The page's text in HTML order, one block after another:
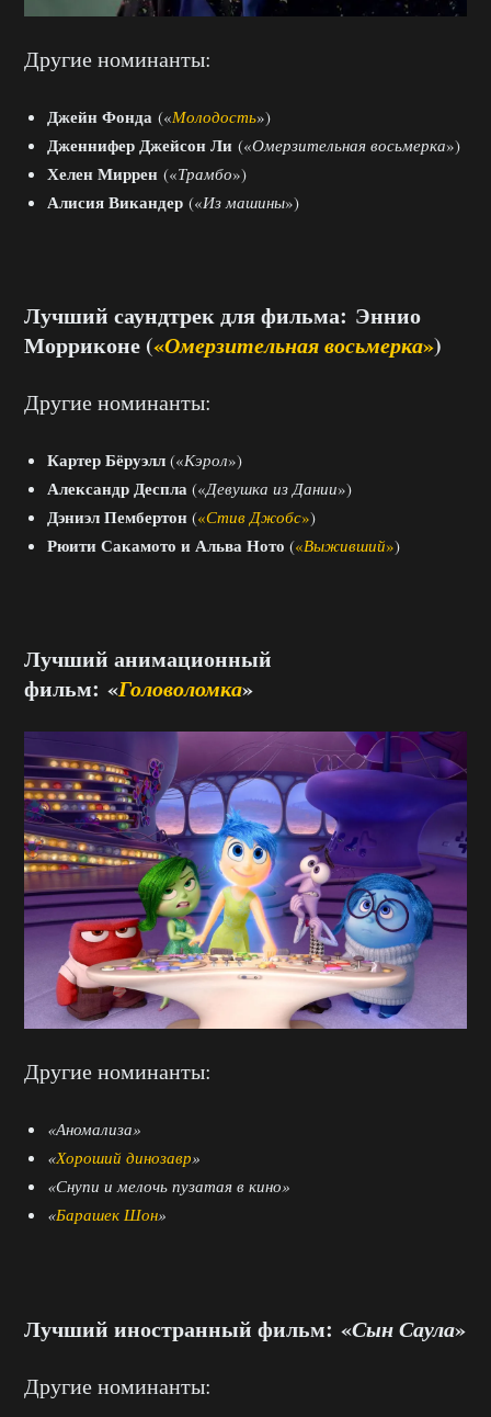
Другие номинанты:
Джейн Фонда («Молодость»)
Дженнифер Джейсон Ли («Омерзительная восьмерка»)
Хелен Миррен («Трамбо»)
Алисия Викандер («Из машины»)
Лучший саундтрек для фильма: Эннио
Морриконе («Омерзительная восьмерка»)
Другие номинанты:
Картер Бёруэлл («Кэрол»)
Александр Деспла («Девушка из Дании»)
Дэниэл Пембертон («Стив Джобс»)
Рюити Сакамото и Альва Ното («Выживший»)
Лучший анимационный
фильм: «Головоломка»
Другие номинанты:
«Аномализа»
«Хороший динозавр»
«Снупи и мелочь пузатая в кино»
«Барашек Шон»
Лучший иностранный фильм: «Сын Саула»
Другие номинанты: